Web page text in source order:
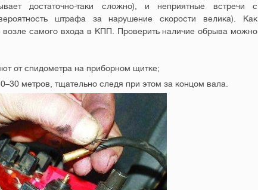
достаточно-таки сложно), и неприятные встречи с
штрафа за нарушение скорости велика). Как
возле самого входа в КПП. Проверить наличие обрыва можно
от спидометра на приборном щитке;
метров, тщательно следя при этом за концом вала.